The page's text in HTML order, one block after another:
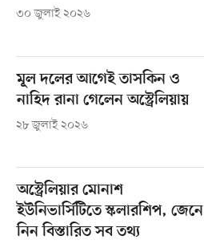
৩০ জুলাই ২০২৬
মূল দলের আগেই তাসকিন ও
নাহিদ রানা গেলেন অস্ট্রেলিয়ায়
২৮ জুলাই ২০২৬
অস্ট্রেলিয়ার মোনাশ
ইউনিভার্সিটিতে স্কলারশিপ, জেনে
নিন বিস্তারিত সব তথ্য